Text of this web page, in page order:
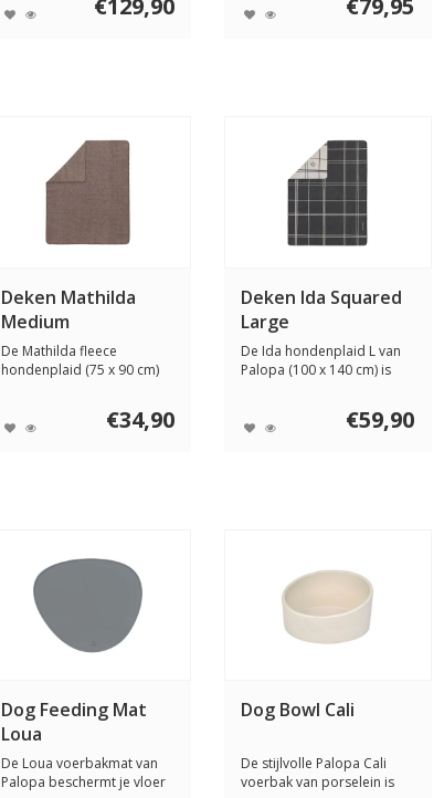
€129,90 €79,95
Deken Mathilda
Medium
De Mathilda fleece
hondenplaid (75 x 90 cm)
€34,90
Deken Ida Squared
Large
De Ida hondenplaid L van
Palopa (100 x 140 cm) is
€59,90
Dog Feeding Mat
Loua
De Loua voerbakmat van
Palopa beschermt je vloer
Dog Bowl Cali
De stijlvolle Palopa Cali
voerbak van porselein is